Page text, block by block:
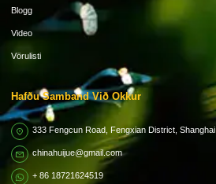
Blogg
Video
Vörulisti
Hafðu Samband Við Okkur
333 Fengcun Road, Fengxian District, Shanghai
chinahuijue@gmail.com
+ 86 18721624519